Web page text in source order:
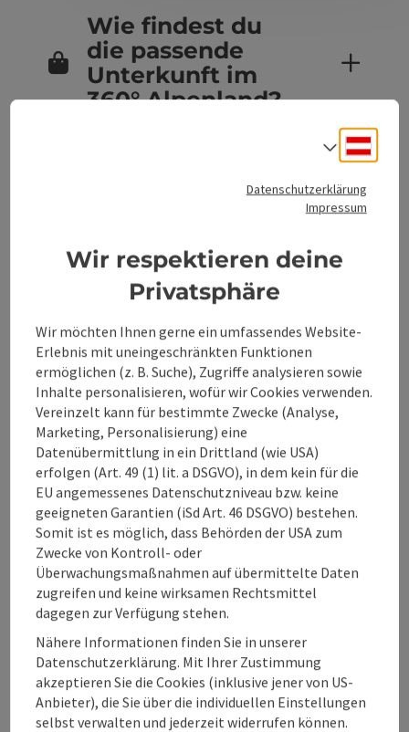
Wie findest du
die passende
Unterkunft im
360° Alpenland?
Sind Hunde in
360° Alpenland
erlaubt?
Kannst du
Unterkünfte im
360° Alpenland
direkt buchen?
Warum solltest
du deine
Unterkunft im
360° Alpenland
frühzeitig
buchen?
Datenschutzerklärung
Impressum
Wir respektieren deine
Privatsphäre
Wir möchten Ihnen gerne ein umfassendes Website-
Erlebnis mit uneingeschränkten Funktionen
ermöglichen (z. B. Suche), Zugriffe analysieren sowie
Inhalte personalisieren, wofür wir Cookies verwenden.
Vereinzelt kann für bestimmte Zwecke (Analyse,
Marketing, Personalisierung) eine
Datenübermittlung in ein Drittland (wie USA)
erfolgen (Art. 49 (1) lit. a DSGVO), in dem kein für die
EU angemessenes Datenschutzniveau bzw. keine
geeigneten Garantien (iSd Art. 46 DSGVO) bestehen.
Somit ist es möglich, dass Behörden der USA zum
Zwecke von Kontroll- oder
Überwachungsmaßnahmen auf übermittelte Daten
zugreifen und keine wirksamen Rechtsmittel
dagegen zur Verfügung stehen.
Nähere Informationen finden Sie in unserer
Datenschutzerklärung. Mit Ihrer Zustimmung
akzeptieren Sie die Cookies (inklusive jener von US-
Anbieter), die Sie über die individuellen Einstellungen
selbst verwalten und jederzeit widerrufen können.